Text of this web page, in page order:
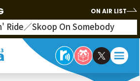
ON AIR LIST
Ride／Skoop On Somebody